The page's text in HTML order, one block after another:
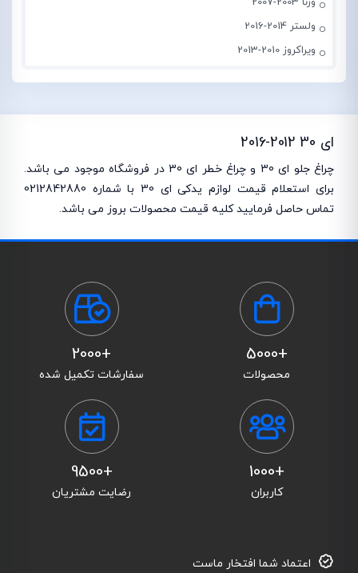
ولستر 2014-2016
ویراکروز 2010-2013
ای 30 2012-2016
چراغ جلو ای 30 و چراغ خطر ای 30 در فروشگاه موجود می باشد.
برای استعلام قیمت لوازم یدکی ای 30 با شماره 0212842880
تماس حاصل فرمایید کلیه قیمت محصولات بروز می باشد.
+5000
محصولات
+2000
سفارشات تکمیل شده
+1000
کاربران
+9500
رضایت مشتریان
اعتماد شما افتخار ماست